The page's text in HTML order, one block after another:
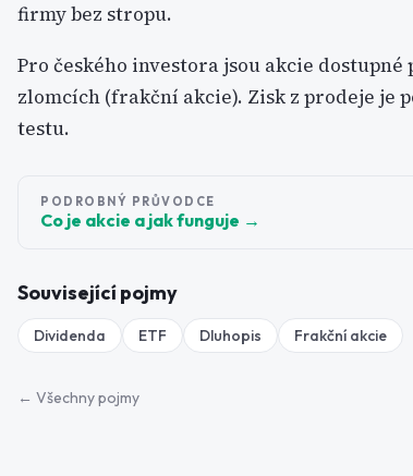
firmy bez stropu.
Pro českého investora jsou akcie
zlomcích (frakční akcie). Zisk z prodeje je
testu.
PODROBNÝ PRŮVODCE
Co je akcie a jak funguje →
Související pojmy
Dividenda ETF Dluhopis Frakční akcie
← Všechny pojmy